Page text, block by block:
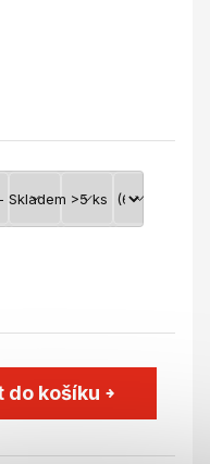
do košíku